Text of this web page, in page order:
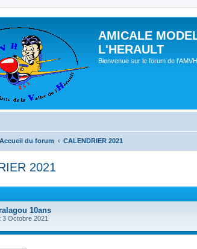
AMICALE
L'HERAULT
Bienvenue sur le forum de l'AMVH
Accueil du forum CALENDRIER 2021
2021
10ans
3 Octobre 2021